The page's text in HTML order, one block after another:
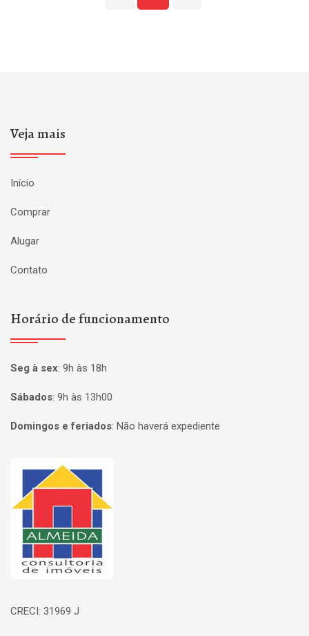
Veja mais
Início
Comprar
Alugar
Contato
Horário de funcionamento
Seg à sex: 9h às 18h
Sábados: 9h às 13h00
Domingos e feriados: Não haverá expediente
Página inicial
CRECI: 31969 J